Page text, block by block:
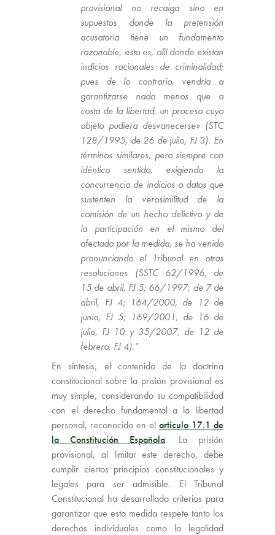
provisional no recaiga sino en
supuestos donde la pretensión
acusatoria tiene un fundamento
razonable, esto es, allí donde existan
indicios racionales de criminalidad;
pues de lo contrario, vendría a
garantizarse nada menos que a
costa de la libertad, un proceso cuyo
objeto pudiera desvanecerse» (STC
128/1995, de 26 de julio, FJ 3). En
términos similares, pero siempre con
idéntico sentido, exigiendo la
concurrencia de indicios o datos que
sustenten la verosimilitud de la
comisión de un hecho delictivo y de
la participación en el mismo del
afectado por la medida, se ha venido
pronunciando el Tribunal en otras
resoluciones (SSTC 62/1996, de
15 de abril, FJ 5; 66/1997, de 7 de
abril, FJ 4; 164/2000, de 12 de
junio, FJ 5; 169/2001, de 16 de
julio, FJ 10 y 35/2007, de 12 de
febrero, FJ 4).”
En síntesis, el contenido de la doctrina
constitucional sobre la prisión provisional es
muy simple, considerando su compatibilidad
con el derecho fundamental a la libertad
personal, reconocido en el artículo 17.1 de
la Constitución Española. La prisión
provisional, al limitar este derecho, debe
cumplir ciertos principios constitucionales y
legales para ser admisible. El Tribunal
Constitucional ha desarrollado criterios para
garantizar que esta medida respete tanto los
derechos individuales como la legalidad